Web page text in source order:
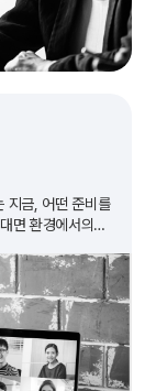
지금, 어떤 준비를
면 환경에서의